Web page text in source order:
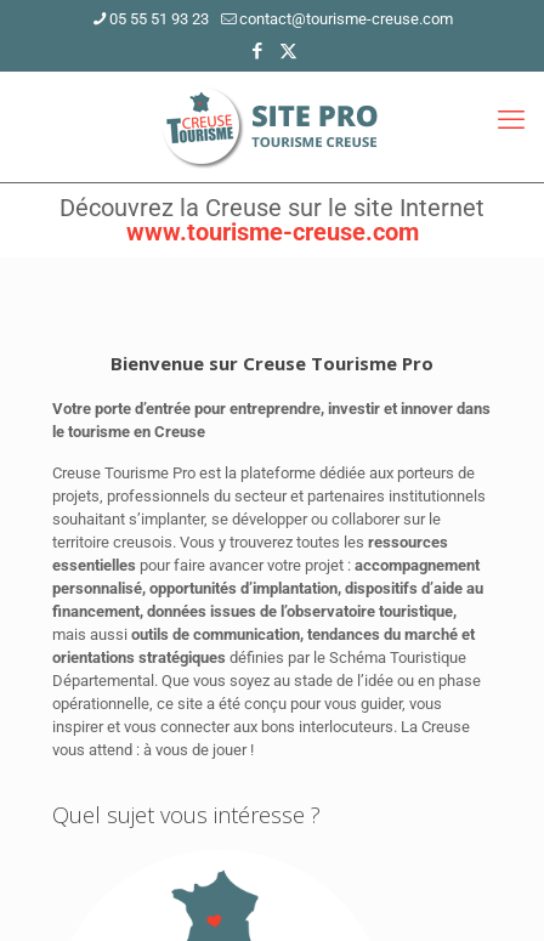
05 55 51 93 23 contact@tourisme-creuse.com
Découvrez la Creuse sur le site Internet
www.tourisme-creuse.com
Bienvenue sur Creuse Tourisme Pro
Votre porte d’entrée pour entreprendre, investir et innover dans
le tourisme en Creuse
Creuse Tourisme Pro est la plateforme dédiée aux porteurs de
projets, professionnels du secteur et partenaires institutionnels
souhaitant s’implanter, se développer ou collaborer sur le
territoire creusois. Vous y trouverez toutes les ressources
essentielles pour faire avancer votre projet : accompagnement
personnalisé, opportunités d’implantation, dispositifs d’aide au
financement, données issues de l’observatoire touristique,
mais aussi outils de communication, tendances du marché et
orientations stratégiques définies par le Schéma Touristique
Départemental. Que vous soyez au stade de l’idée ou en phase
opérationnelle, ce site a été conçu pour vous guider, vous
inspirer et vous connecter aux bons interlocuteurs. La Creuse
vous attend : à vous de jouer !
Quel sujet vous intéresse ?